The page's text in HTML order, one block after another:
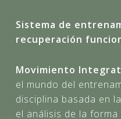
Sistema de
recuperación
Movimiento
el mundo del
disciplina basada en
el análisis de la